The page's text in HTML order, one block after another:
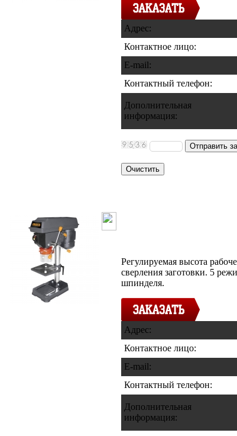
Адрес:
Контактное лицо:
E-mail:
Контактный телефон:
Дополнительная
информация:
Регулируемая высота
сверления заготовки. 5
шпинделя.
Адрес:
Контактное лицо:
E-mail:
Контактный телефон:
Дополнительная
информация: